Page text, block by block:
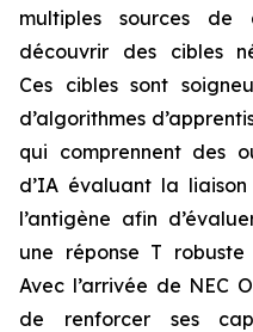
multiples sources de
découvrir des cibles
Ces cibles sont
d’algorithmes
qui comprennent des
d’IA évaluant la
l’antigène afin
une réponse T
Avec l’arrivée de NEC
de renforcer ses